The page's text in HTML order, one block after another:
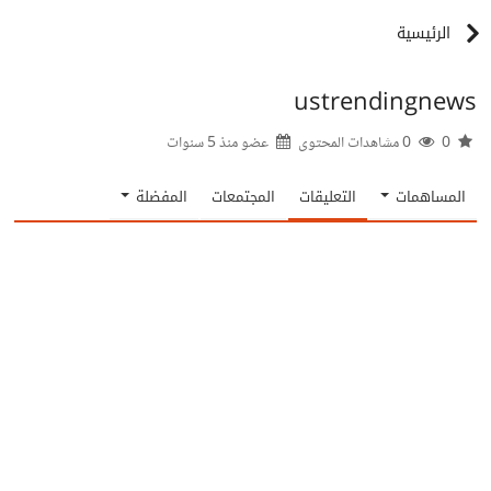
الرئيسية
ustrendingnews
عضو منذ5 سنوات
المساهمات التعليقات المجتمعات المفضلة